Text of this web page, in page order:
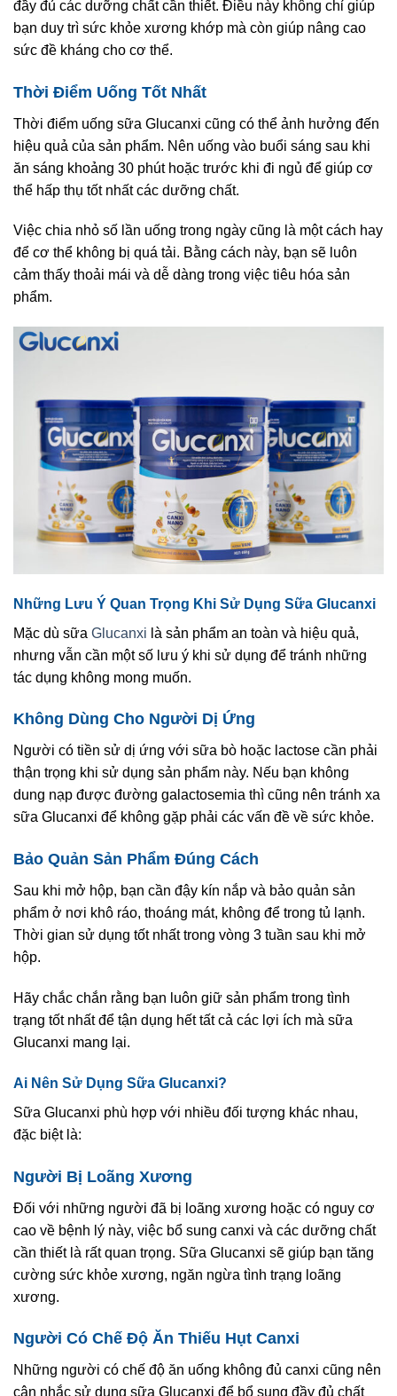
đầy đủ các dưỡng chất cần thiết. Điều này không chỉ giúp
bạn duy trì sức khỏe xương khớp mà còn giúp nâng cao
sức đề kháng cho cơ thể.
Thời Điểm Uống Tốt Nhất
Thời điểm uống sữa Glucanxi cũng có thể ảnh hưởng đến
hiệu quả của sản phẩm. Nên uống vào buổi sáng sau khi
ăn sáng khoảng 30 phút hoặc trước khi đi ngủ để giúp cơ
thể hấp thụ tốt nhất các dưỡng chất.
Việc chia nhỏ số lần uống trong ngày cũng là một cách hay
để cơ thể không bị quá tải. Bằng cách này, bạn sẽ luôn
cảm thấy thoải mái và dễ dàng trong việc tiêu hóa sản
phẩm.
Những Lưu Ý Quan Trọng Khi Sử Dụng Sữa Glucanxi
Mặc dù sữa Glucanxi là sản phẩm an toàn và hiệu quả,
nhưng vẫn cần một số lưu ý khi sử dụng để tránh những
tác dụng không mong muốn.
Không Dùng Cho Người Dị Ứng
Người có tiền sử dị ứng với sữa bò hoặc lactose cần phải
thận trọng khi sử dụng sản phẩm này. Nếu bạn không
dung nạp được đường galactosemia thì cũng nên tránh xa
sữa Glucanxi để không gặp phải các vấn đề về sức khỏe.
Bảo Quản Sản Phẩm Đúng Cách
Sau khi mở hộp, bạn cần đậy kín nắp và bảo quản sản
phẩm ở nơi khô ráo, thoáng mát, không để trong tủ lạnh.
Thời gian sử dụng tốt nhất trong vòng 3 tuần sau khi mở
hộp.
Hãy chắc chắn rằng bạn luôn giữ sản phẩm trong tình
trạng tốt nhất để tận dụng hết tất cả các lợi ích mà sữa
Glucanxi mang lại.
Ai Nên Sử Dụng Sữa Glucanxi?
Sữa Glucanxi phù hợp với nhiều đối tượng khác nhau,
đặc biệt là:
Người Bị Loãng Xương
Đối với những người đã bị loãng xương hoặc có nguy cơ
cao về bệnh lý này, việc bổ sung canxi và các dưỡng chất
cần thiết là rất quan trọng. Sữa Glucanxi sẽ giúp bạn tăng
cường sức khỏe xương, ngăn ngừa tình trạng loãng
xương.
Người Có Chế Độ Ăn Thiếu Hụt Canxi
Những người có chế độ ăn uống không đủ canxi cũng nên
cân nhắc sử dụng sữa Glucanxi để bổ sung đầy đủ chất